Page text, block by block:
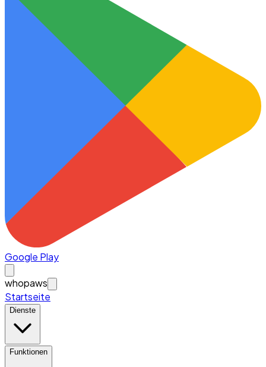
Google Play
whopaws
Startseite
Dienste
Funktionen